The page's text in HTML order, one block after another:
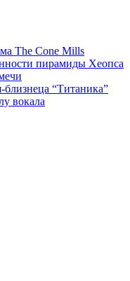
The Cone Mills
пирамиды Хеопса
близнеца “Титаника”
вокала